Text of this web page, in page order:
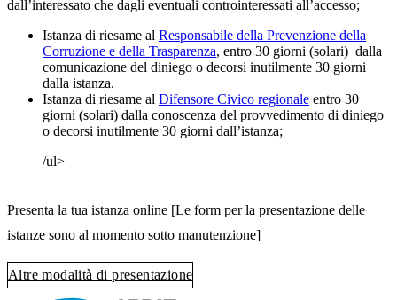
dall’interessato che dagli eventuali controinteressati all’accesso;
Istanza di riesame al Responsabile della Prevenzione della
Corruzione e della Trasparenza, entro 30 giorni (solari) dalla
comunicazione del diniego o decorsi inutilmente 30 giorni
dalla istanza.
Istanza di riesame al Difensore Civico regionale entro 30
giorni (solari) dalla conoscenza del provvedimento di diniego
o decorsi inutilmente 30 giorni dall’istanza;
/ul>
Presenta la tua istanza online [Le form per la presentazione delle
istanze sono al momento sotto manutenzione]
Altre modalità di presentazione